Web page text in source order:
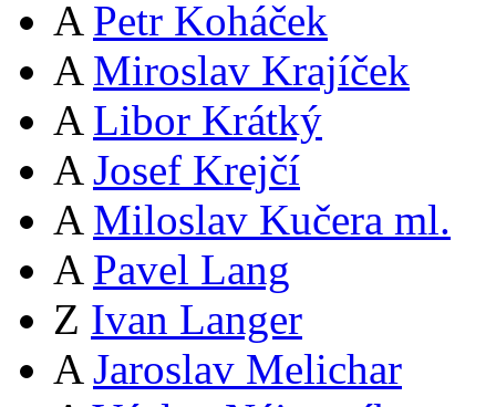
A Petr Koháček
A Miroslav Krajíček
A Libor Krátký
A Josef Krejčí
A Miloslav Kučera ml.
A Pavel Lang
Z Ivan Langer
A Jaroslav Melichar